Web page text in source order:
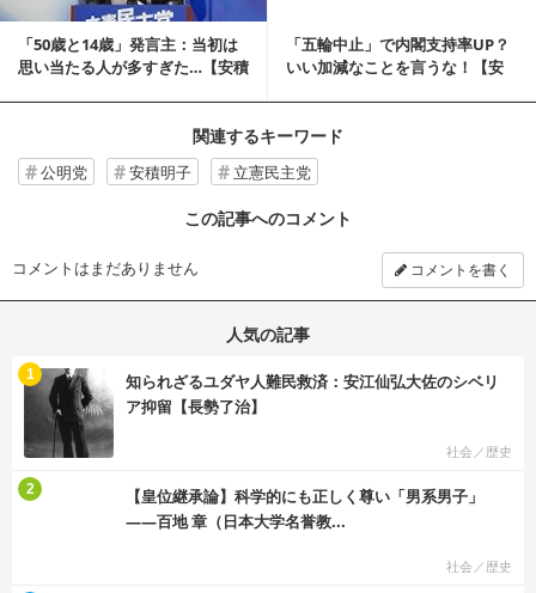
「50歳と14歳」発言主：当初は
思い当たる人が多すぎた…【安積
「五輪中止」で内閣支持率UP？
いい加減なことを言うな！【安
関連するキーワード
公明党 安積明子 立憲民主党
この記事へのコメント
コメントはまだありません コメントを書く
人気の記事
知られざるユダヤ人難民救済：安江仙弘大佐のシベリ
ア抑留【長勢了治】
社会／歴史
1
【皇位継承論】科学的にも正しく尊い「男系男子」
――百地 章（日本大学名誉教...
社会／歴史
2